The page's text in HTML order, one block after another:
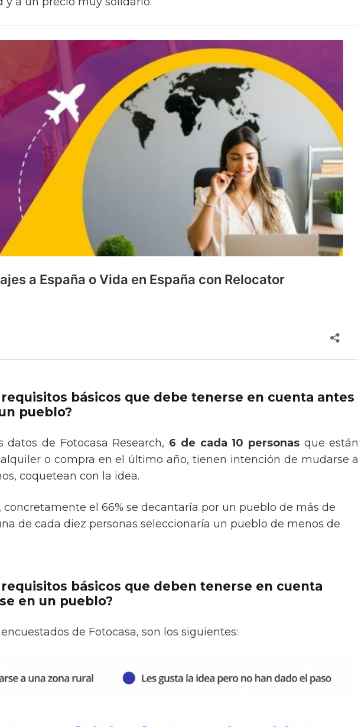
requisitos básicos que debe tenerse en cuenta antes
pueblo?
datos de Fotocasa Research, 6 de cada 10 personas que están
o compra en el último año, tienen intención de mudarse a
coquetean con la idea.
concretamente el 66% se decantaría por un pueblo de más de
de cada diez personas seleccionaría un pueblo de menos de
requisitos básicos que deben tenerse en cuenta
en un pueblo?
de Fotocasa, son los siguientes: